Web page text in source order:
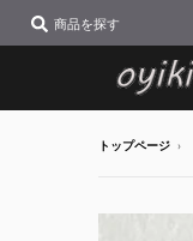
商品を探す
トップページ ›